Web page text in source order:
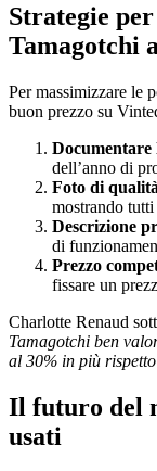
Strategie
Tamagotchi
Per massimizzare le
buon prezzo su
Documentare
dell’anno di
Foto di qualità
mostrando
Descrizione
di
Prezzo
fissare un
Charlotte Renaud
Tamagotchi ben
al 30% in più
Il futuro del
usati